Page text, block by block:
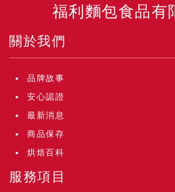
福利麵包食品有
關於我們
品牌故事
安心認證
最新消息
商品保存
烘焙百科
服務項目